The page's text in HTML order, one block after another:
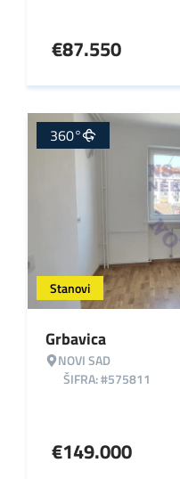
€87.550
Stanovi
360°
Grbavica
NOVI SAD
ŠIFRA: #575811
€149.000